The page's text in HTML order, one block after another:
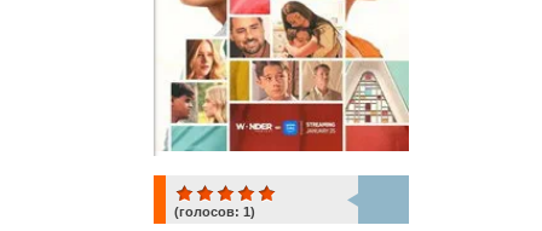
(голосов: 1)